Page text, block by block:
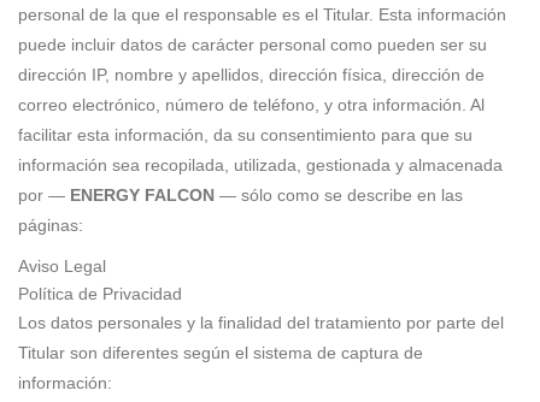
personal de la que el responsable es el Titular. Esta información
puede incluir datos de carácter personal como pueden ser su
dirección IP, nombre y apellidos, dirección física, dirección de
correo electrónico, número de teléfono, y otra información. Al
facilitar esta información, da su consentimiento para que su
información sea recopilada, utilizada, gestionada y almacenada
por — ENERGY FALCON — sólo como se describe en las
páginas:
Aviso Legal
Política de Privacidad
Los datos personales y la finalidad del tratamiento por parte del
Titular son diferentes según el sistema de captura de
información: